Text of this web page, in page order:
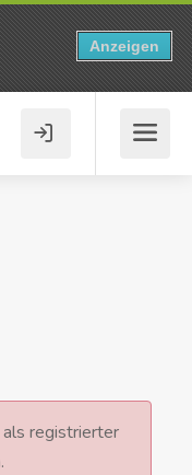
registrierter
Anzeigen